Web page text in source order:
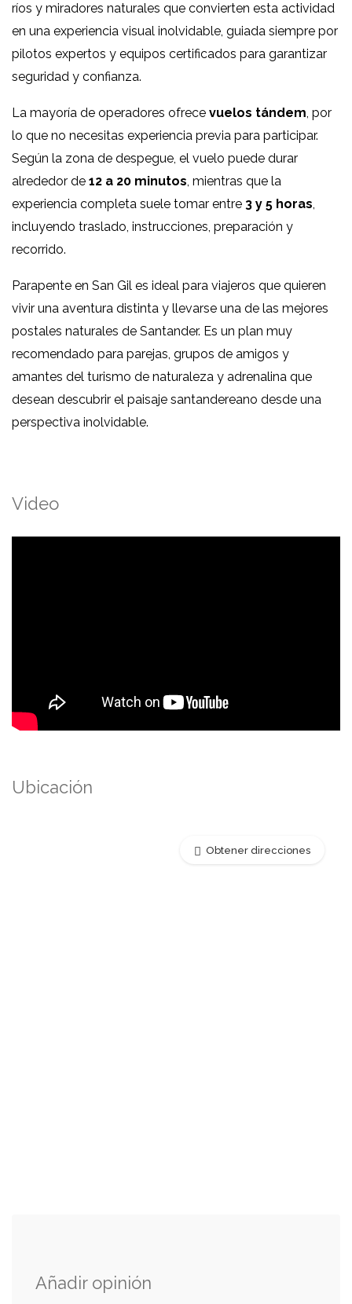
ríos y miradores naturales que convierten esta actividad
en una experiencia visual inolvidable, guiada siempre por
pilotos expertos y equipos certificados para garantizar
seguridad y confianza.
La mayoría de operadores ofrece vuelos tándem, por
lo que no necesitas experiencia previa para participar.
Según la zona de despegue, el vuelo puede durar
alrededor de 12 a 20 minutos, mientras que la
experiencia completa suele tomar entre 3 y 5 horas,
incluyendo traslado, instrucciones, preparación y
recorrido.
Parapente en San Gil es ideal para viajeros que quieren
vivir una aventura distinta y llevarse una de las mejores
postales naturales de Santander. Es un plan muy
recomendado para parejas, grupos de amigos y
amantes del turismo de naturaleza y adrenalina que
desean descubrir el paisaje santandereano desde una
perspectiva inolvidable.
Video
Ubicación
Obtener direcciones
Añadir opinión